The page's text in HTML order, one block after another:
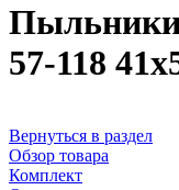
57-118
Вернуться в раздел
Обзор товара
Комплект